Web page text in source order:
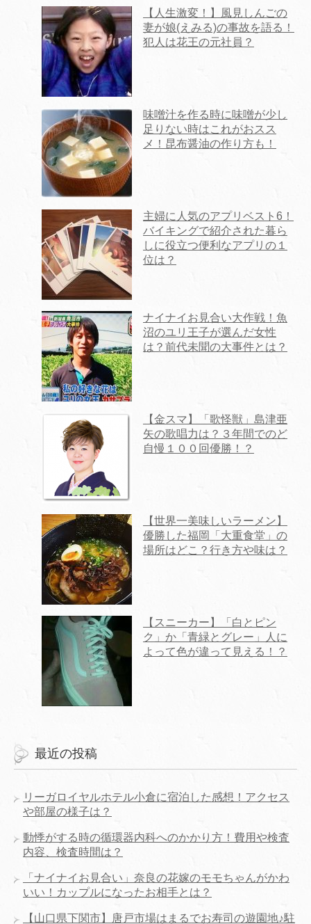
【人生激変！】風見しんごの
妻が娘(えみる)の事故を語る！
犯人は花王の元社員？
味噌汁を作る時に味噌が少し
足りない時はこれがおスス
メ！昆布醤油の作り方も！
主婦に人気のアプリベスト6！
バイキングで紹介された暮ら
しに役立つ便利なアプリの１
位は？
ナイナイお見合い大作戦！魚
沼のユリ王子が選んだ女性
は？前代未聞の大事件とは？
【金スマ】「歌怪獣」島津亜
矢の歌唱力は？３年間でのど
自慢１００回優勝！？
【世界一美味しいラーメン】
優勝した福岡「大重食堂」の
場所はどこ？行き方や味は？
【スニーカー】「白とピン
ク」か「青緑とグレー」人に
よって色が違って見える！？
最近の投稿
リーガロイヤルホテル小倉に宿泊した感想！アクセス
や部屋の様子は？
動悸がする時の循環器内科へのかかり方！費用や検査
内容、検査時間は？
「ナイナイお見合い」奈良の花嫁のモモちゃんがかわ
いい！カップルになったお相手とは？
【山口県下関市】唐戸市場はまるでお寿司の遊園地♪駐